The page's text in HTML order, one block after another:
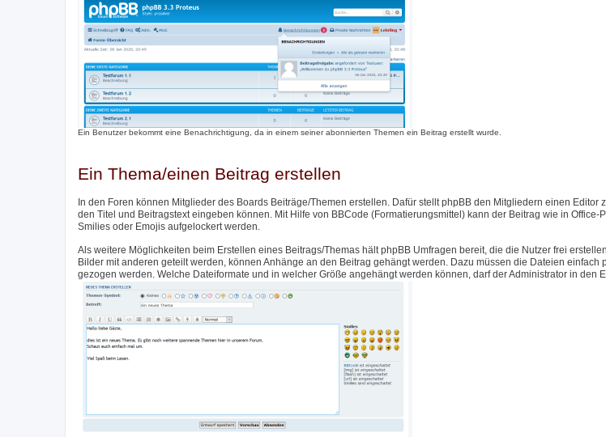
Ein Benutzer bekommt eine Benachrichtigung, da in einem seiner abonnierten Themen ein Beitrag erstellt wurde.
Ein Thema/einen Beitrag erstellen
In den Foren können Mitglieder des Boards Beiträge/Themen erstellen. Dafür stellt phpBB den Mitgliedern einen Editor
den Titel und Beitragstext eingeben können. Mit Hilfe von BBCode (Formatierungsmittel) kann der Beitrag wie in Office-
Smilies oder Emojis aufgelockert werden.
Als weitere Möglichkeiten beim Erstellen eines Beitrags/Themas hält phpBB Umfragen bereit, die die Nutzer frei
Bilder mit anderen geteilt werden, können Anhänge an den Beitrag gehängt werden. Dazu müssen die Dateien einfach
gezogen werden. Welche Dateiformate und in welcher Größe angehängt werden können, darf der Administrator in den